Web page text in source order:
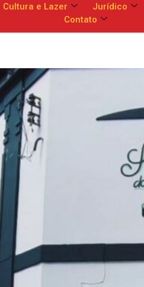
Cultura e Lazer Jurídico
Contato